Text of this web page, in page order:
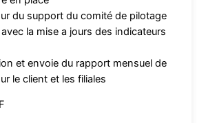
du support du comité de pilotage
la mise a jours des indicateurs
et envoie du rapport mensuel de
le client et les filiales